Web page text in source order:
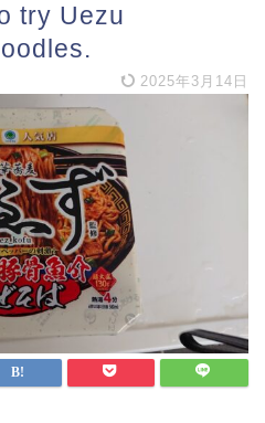
try Uezu
2025年3月14日